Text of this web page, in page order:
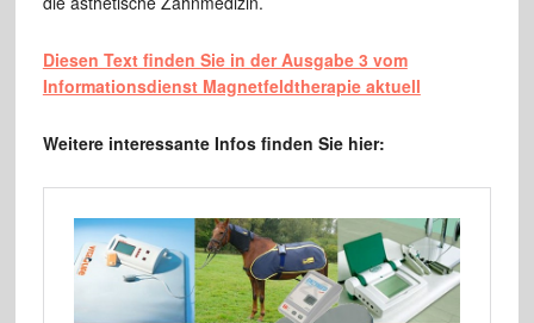
Diesen Text finden Sie in der Ausgabe 3 vom
Informationsdienst Magnetfeldtherapie aktuell
Weitere interessante Infos finden Sie hier: